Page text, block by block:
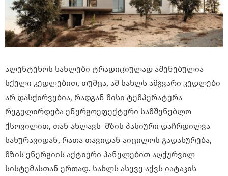
ალენტეხოს სახლები ტრადიციულად აშენებულია
სქელი კედლებით, თუმცა, ამ სახლს ამგვარი კედლები
არ დასჭირვებია, რადგან მისი ტემპერატურა
რეგულირდება ენერგოეფექტური სამშენებლო
ქსოვილით, თან ახლავს მზის პასიური დაჩრდილვა
სახურავიდან, რათა თავიდან აიცილოს გადახურება,
მზის ენერგიის აქტიური პანელებით აღჭურვილ
სისტემასთან ერთად. სახლს ასევე აქვს იატაკის